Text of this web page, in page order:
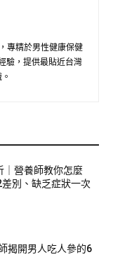
專精於男性健康保健
驗，提供最貼近台灣
｜營養師教你怎麼
別、缺乏症狀一次
揭開男人吃人參的6